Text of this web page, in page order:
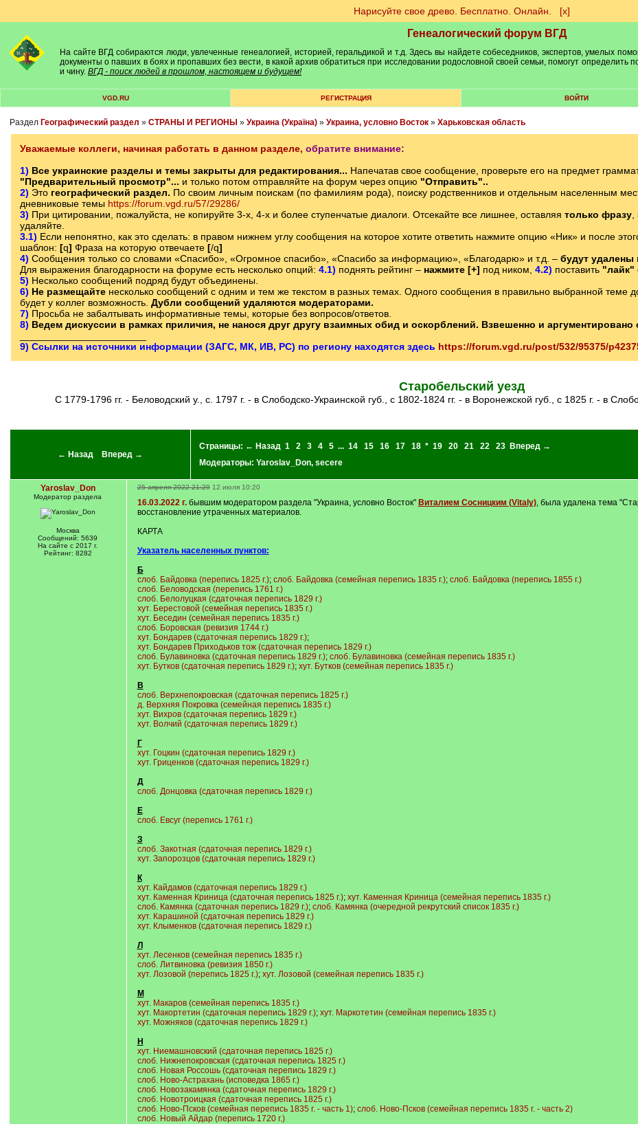
Нарисуйте свое древо. Бесплатно. Онлайн. [х]
Генеалогический форум ВГД
На сайте ВГД собираются люди, увлеченные генеалогией, историей, геральдикой и т.д. Здесь вы найдете собеседников, экспертов, умелых
документы о павших в боях и пропавших без вести, в какой архив обратиться при исследовании родословной своей семьи, помогут
и чину. ВГД - поиск людей в прошлом, настоящем и будущем!
VGD.RU РЕГИСТРАЦИЯ ВОЙТИ
Раздел Географический раздел » СТРАНЫ И РЕГИОНЫ » Украина (Україна)» Украина, условно Восток» Харьковская область
Уважаемые коллеги, начиная работать в данном разделе, обратите внимание:
1) Все украинские разделы и темы закрыты для редактирования... Напечатав свое сообщение, проверьте его на предмет
"Предварительный просмотр"... и только потом отправляйте на форум через опцию "Отправить"..
2) Это географический раздел. По своим личным поискам (по фамилиям рода), поиску родственников и отдельным населенным
дневниковые темы https://forum.vgd.ru/57/29286/
3) При цитировании, пожалуйста, не копируйте 3-х, 4-х и более ступенчатые диалоги. Отсекайте все лишнее, оставляя только фразу,
удаляйте.
3.1) Если непонятно, как это сделать: в правом нижнем углу сообщения на которое хотите ответить нажмите опцию «Ник» и после
шаблон: [q] Фраза на которую отвечаете [/q]
4) Сообщения только со словами «Спасибо», «Огромное спасибо», «Спасибо за информацию», «Благодарю» и т.д. – будут удалены
Для выражения благодарности на форуме есть несколько опций: 4.1) поднять рейтинг – нажмите [+] под ником, 4.2) поставить "лайк"
5) Несколько сообщений подряд будут объединены.
6) Не размещайтенесколько сообщений с одним и тем же текстом в разных темах. Одного сообщения в правильно выбранной теме
будет у коллег возможность. Дубли сообщений удаляются модераторами.
7) Просьба не забалтывать информативные темы, которые без вопросов/ответов.
8) Ведем дискуссии в рамках приличия, не нанося друг другу взаимных обид и оскорблений. Взвешенно и
9) Ссылки на источники информации (ЗАГС, МК, ИВ, РС) по региону находятся здесь https://forum.vgd.ru/post/532/95375/
Старобельский уезд
С 1779-1796 гг. - Беловодский у., с. 1797 г. - в Слободско-Украинской губ., с 1802-1824 гг. - в Воронежской губ., с 1825 г. - в
← Назад Вперед →
Страницы: ← Назад 1 2 3 4 5 ... 14 15 16 17 18 * 19 20 21 22 23
Вперед →
Модераторы: Yaroslav_Don, secere
Yaroslav_Don
Модератор раздела
Москва
Сообщений: 5639
На сайте с 2017 г.
Рейтинг: 8282
25 апреля 2022 21:29 12 июля 10:20
16.03.2022 г.бывшим модератором раздела "Украина, условно Восток" Виталием Сосницким (Vitaly), была удалена тема
восстановление утраченных материалов.
КАРТА
Указатель населенных пунктов:
Б
слоб. Байдовка (перепись 1825 г.); слоб. Байдовка (семейная перепись 1835 г.); слоб. Байдовка (перепись 1855 г.)
слоб. Беловодская (перепись 1761 г.)
слоб. Белолуцкая (сдаточная перепись 1829 г.)
хут. Берестовой (семейная перепись 1835 г.)
хут. Беседин (семейная перепись 1835 г.)
слоб. Боровская (ревизия 1744 г.)
хут. Бондарев (сдаточная перепись 1829 г.);
хут. Бондарев Приходьков тож (сдаточная перепись 1829 г.)
слоб. Булавиновка (сдаточная перепись 1829 г.); слоб. Булавиновка (семейная перепись 1835 г.)
хут. Бутков (сдаточная перепись 1829 г.); хут. Бутков (семейная перепись 1835 г.)
В
слоб. Верхнепокровская (сдаточная перепись 1825 г.)
д. Верхняя Покровка (семейная перепись 1835 г.)
хут. Вихров (сдаточная перепись 1829 г.)
хут. Волчий (сдаточная перепись 1829 г.)
Г
хут. Гоцкин (сдаточная перепись 1829 г.)
хут. Гриценков (сдаточная перепись 1829 г.)
Д
слоб. Донцовка (сдаточная перепись 1829 г.)
Е
слоб. Евсуг (перепись 1761 г.)
З
слоб. Закотная (сдаточная перепись 1829 г.)
хут. Запорозцов (сдаточная перепись 1829 г.)
К
хут. Кайдамов (сдаточная перепись 1829 г.)
хут. Каменная Криница (сдаточная перепись 1825 г.); хут. Каменная Криница (семейная перепись 1835 г.)
слоб. Камянка (сдаточная перепись 1829 г.); слоб. Камянка (очередной рекрутский список 1835 г.)
хут. Карашиной (сдаточная перепись 1829 г.)
хут. Клыменков (сдаточная перепись 1829 г.)
Л
хут. Лесенков (семейная перепись 1835 г.)
слоб. Литвиновка (ревизия 1850 г.)
хут. Лозовой (перепись 1825 г.); хут. Лозовой (семейная перепись 1835 г.)
М
хут. Макаров (семейная перепись 1835 г.)
хут. Макортетин (сдаточная перепись 1829 г.); хут. Маркотетин (семейная перепись 1835 г.)
хут. Можняков (сдаточная перепись 1829 г.)
Н
хут. Ниемашновский (сдаточная перепись 1825 г.)
слоб. Нижнепокровская (сдаточная перепись 1825 г.)
слоб. Новая Россошь (сдаточная перепись 1829 г.)
слоб. Ново-Астрахань (исповедка 1865 г.)
слоб. Новозакамянка (сдаточная перепись 1829 г.)
слоб. Новотроицкая (сдаточная перепись 1825 г.)
слоб. Ново-Псков (семейная перепись 1835 г. - часть 1); слоб. Ново-Псков (семейная перепись 1835 г. - часть 2)
слоб. Новый Айдар (перепись 1720 г.)